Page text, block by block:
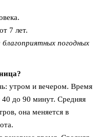
7 лет.
погодных
утром и вечером. Время
40 до 90 минут. Средняя
она меняется в